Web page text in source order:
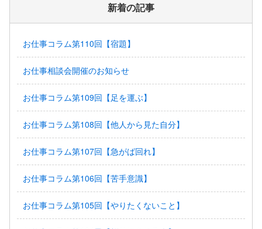
新着の記事
お仕事コラム第110回【宿題】
お仕事相談会開催のお知らせ
お仕事コラム第109回【足を運ぶ】
お仕事コラム第108回【他人から見た自分】
お仕事コラム第107回【急がば回れ】
お仕事コラム第106回【苦手意識】
お仕事コラム第105回【やりたくないこと】